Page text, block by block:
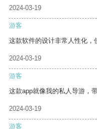
2024-03-19
游客
这款软件的设计非常人性化，
2024-03-19
游客
这款app就像我的私人导游，
2024-03-19
游客